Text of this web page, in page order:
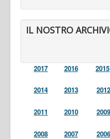
IL NOSTRO
2017 2016 2015
2014 2013 2012
2011 2010 2009
2008 2007 2006